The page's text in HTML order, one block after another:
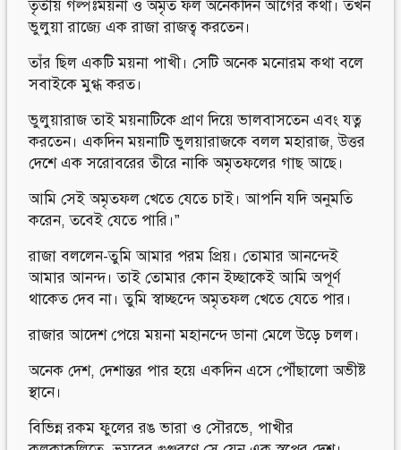
তৃতীয় গল্পঃময়না ও অমৃত ফল অনেকদিন আগের কথা। তখন
ভুলুয়া রাজ্যে এক রাজা রাজত্ব করতেন।
তাঁর ছিল একটি ময়না পাখী। সেটি অনেক মনোরম কথা বলে
সবাইকে মুগ্ধ করত।
ভুলুয়ারাজ তাই ময়নাটিকে প্রাণ দিয়ে ভালবাসতেন এবং যত্ন
করতেন। একদিন ময়নাটি ভুলয়ারাজকে বলল মহারাজ, উত্তর
দেশে এক সরোবরের তীরে নাকি অমৃতফলের গাছ আছে।
আমি সেই অমৃতফল খেতে যেতে চাই। আপনি যদি অনুমতি
করেন, তবেই যেতে পারি।”
রাজা বললেন-তুমি আমার পরম প্রিয়। তোমার আনন্দেই
আমার আনন্দ। তাই তোমার কোন ইচ্ছাকেই আমি অপূর্ণ
থাকেত দেব না। তুমি স্বাচ্ছন্দে অমৃতফল খেতে যেতে পার।
রাজার আদেশ পেয়ে ময়না মহানন্দে ডানা মেলে উড়ে চলল।
অনেক দেশ, দেশান্তর পার হয়ে একদিন এসে পৌঁছালো অভীষ্ট
স্থানে।
বিভিন্ন রকম ফুলের রঙ ভারা ও সৌরভে, পাখীর